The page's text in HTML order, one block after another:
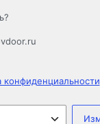
конфиденциальности